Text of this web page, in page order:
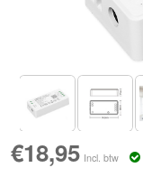
€18,95 Incl. btw